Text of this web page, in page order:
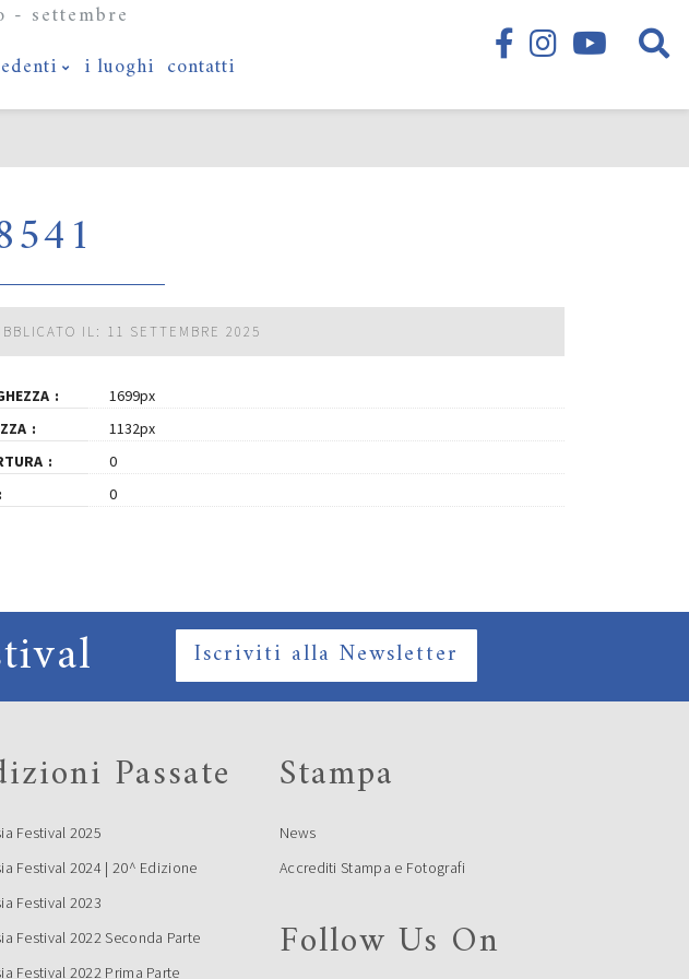
- settembre
i luoghi contatti
IL: 11 SETTEMBRE 2025
1699px
1132px
0
0
Iscriviti alla Newsletter
Passate
Festival 2025
Festival 2024 | 20^ Edizione
Festival 2023
Festival 2022 Seconda Parte
Festival 2022 Prima Parte
Stampa
News
Accrediti Stampa e Fotografi
Follow Us On